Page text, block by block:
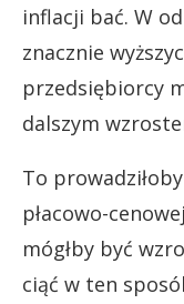
inflacji bać. W
znacznie
przedsiębiorcy
dalszym
To
płacowo-
mógłby być
ciąć w ten